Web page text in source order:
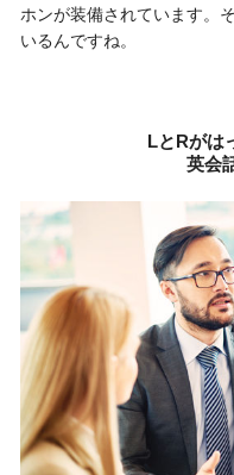
ホンが装備されています。
いるんですね。
LとRがは
英会